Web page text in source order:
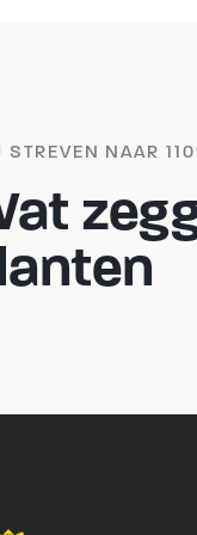
STREVEN NAAR